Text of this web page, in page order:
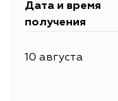
Масса, кг
Дата и время
получения
10 августа